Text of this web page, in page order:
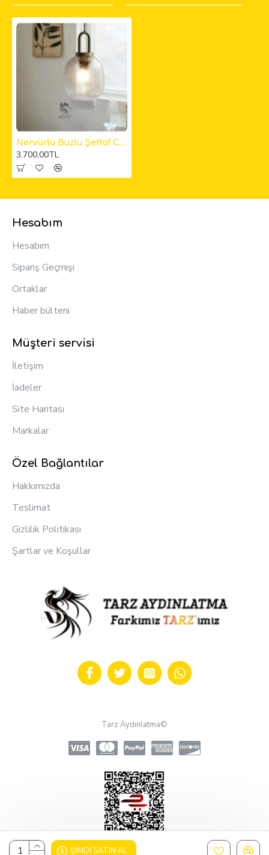
ŞIMDI SATIN AL
Nervürlü Buzlu Şeffaf Cam Sarkıt Avize
3.700,00TL
Hesabım
Hesabım
Sipariş Geçmişi
Ortaklar
Haber bülteni
Müşteri servisi
İletişim
İadeler
Site Haritası
Markalar
Özel Bağlantılar
Hakkımızda
Teslimat
Gizlilik Politikası
Şartlar ve Koşullar
Tarz Aydınlatma©